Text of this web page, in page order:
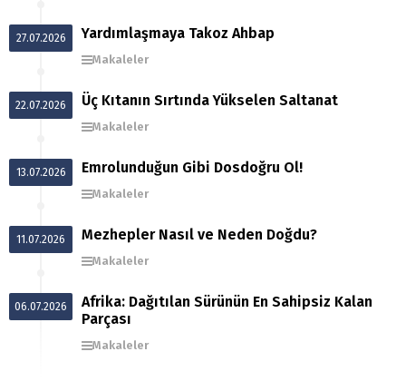
27.07.2026 Yardımlaşmaya Takoz Ahbap
Makaleler
22.07.2026 Üç Kıtanın Sırtında Yükselen Saltanat
Makaleler
13.07.2026 Emrolunduğun Gibi Dosdoğru Ol!
Makaleler
11.07.2026 Mezhepler Nasıl ve Neden Doğdu?
Makaleler
06.07.2026
Afrika: Dağıtılan Sürünün En Sahipsiz Kalan
Parçası
Makaleler